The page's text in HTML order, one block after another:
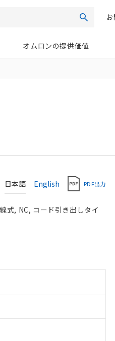
検索
オムロンの提供価値
日本語 English PDF出力
式, NC, コード引き出しタイ